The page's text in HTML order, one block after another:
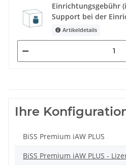
Einrichtungsgebühr
Support bei der
Artikeldetails
Ihre
BiSS Premium iAW PLUS
BiSS Premium iAW PLUS -